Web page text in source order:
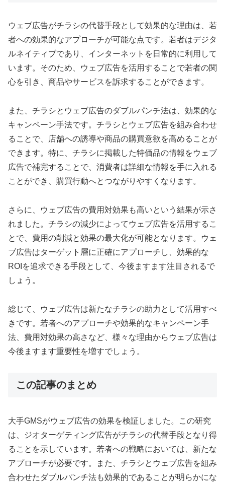
ウェブ広告がチラシの代替手段として効果的な理由は、若
者への効果的なアプローチが可能な点です。若者はデジタ
ルネイティブであり、インターネットを日常的に利用して
います。そのため、ウェブ広告を活用することで若者の関
心を引き、商品やサービスを訴求することができます。
また、チラシとウェブ広告のダブルパンチ法は、効果的な
キャンペーン手法です。チラシとウェブ広告を組み合わせ
ることで、店舗への誘導や商品の購買意欲を高めることが
できます。特に、チラシに掲載した特価品の情報をウェブ
広告で補完することで、消費者は詳細な情報を手に入れる
ことができ、購買行動へとつながりやすくなります。
さらに、ウェブ広告の費用対効果も高いという結果が示さ
れました。チラシの減少によってウェブ広告を活用するこ
とで、費用の削減と効果の最大化が可能となります。ウェ
ブ広告はターゲット層に正確にアプローチし、効果的な
ROIを追求できる手段として、今後ますます注目されるで
しょう。
総じて、ウェブ広告は新たなチラシの助力として活用すべ
きです。若者へのアプローチや効果的なキャンペーン手
法、費用対効果の高さなど、様々な理由からウェブ広告は
今後ますます重要性を増すでしょう。
この記事のまとめ
大手GMSがウェブ広告の効果を検証しました。この研究
は、ジオターゲティング広告がチラシの代替手段となり得
ることを示しています。若者への戦略においては、新たな
アプローチが必要です。また、チラシとウェブ広告を組み
合わせたダブルパンチ法も効果的であることが明らかにな